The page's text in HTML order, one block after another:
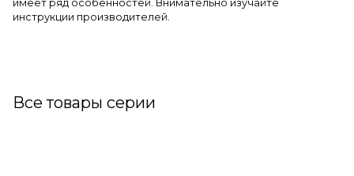
имеет ряд особенностей. Внимательно изучайте
инструкции производителей.
Все товары серии